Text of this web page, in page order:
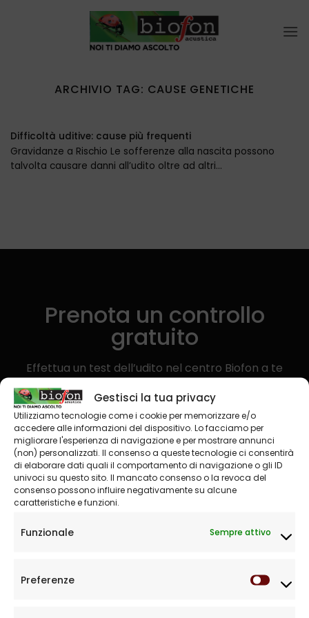
Gestisci la tua privacy
Utilizziamo tecnologie come i cookie per memorizzare e/o
accedere alle informazioni del dispositivo. Lo facciamo per
migliorare l'esperienza di navigazione e per mostrare annunci
(non) personalizzati. Il consenso a queste tecnologie ci consentirà
di elaborare dati quali il comportamento di navigazione o gli ID
univoci su questo sito. Il mancato consenso o la revoca del
consenso possono influire negativamente su alcune
caratteristiche e funzioni.
Funzionale Sempre attivo
Preferenze
ARCHIVIO TAG: CAUSE GENETICHE
Difficoltà uditive: cause più frequenti
Gravidanze a Rischio Le sofferenze alla nascita possono
talvolta causare danni all’udito oltre ad altri...
Prenota un controllo
gratuito
Effettua un test dell’udito nel centro Biofon a te
Prenota
Centri acustici, specializzati nella prevenzione e la
i tipi di perdita uditiva sia negli adulti che nei bambini. I
nostri centri sono autorizzati alla vendita di protesi